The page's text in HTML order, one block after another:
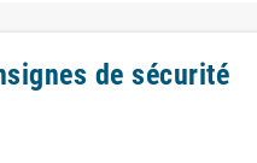
de sécurité